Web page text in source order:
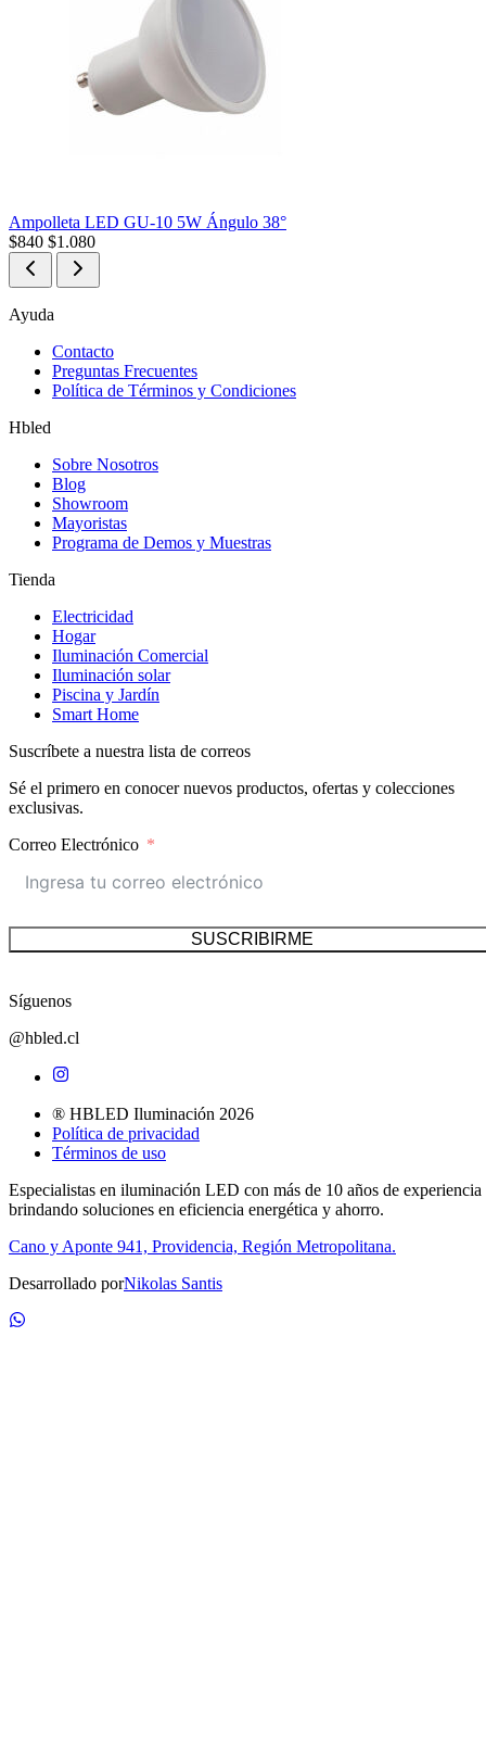
Ampolleta LED GU-10 5W Ángulo 38°
$840 $1.080
Ayuda
Contacto
Preguntas Frecuentes
Política de Términos y Condiciones
Hbled
Sobre Nosotros
Blog
Showroom
Mayoristas
Programa de Demos y Muestras
Tienda
Electricidad
Hogar
Iluminación Comercial
Iluminación solar
Piscina y Jardín
Smart Home
Suscríbete a nuestra lista de correos
Sé el primero en conocer nuevos productos, ofertas y colecciones
exclusivas.
Correo Electrónico
SUSCRIBIRME
Síguenos
@hbled.cl
® HBLED Iluminación 2026
Política de privacidad
Términos de uso
Especialistas en iluminación LED con más de 10 años de experiencia
brindando soluciones en eficiencia energética y ahorro.
Cano y Aponte 941, Providencia, Región Metropolitana.
Desarrollado porNikolas Santis